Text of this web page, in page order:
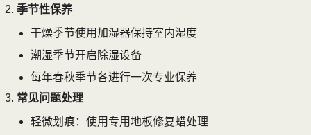
季节性保养
干燥季节使用加湿器保持室内湿度
潮湿季节开启除湿设备
每年春秋季节各进行一次专业保养
常见问题处理
轻微划痕：使用专用地板修复蜡处理